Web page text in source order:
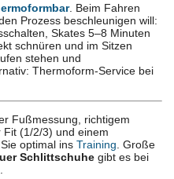
. Beim Fahren
Prozess beschleunigen will:
Skates 5–8 Minuten
schnüren und im Sitzen
stehen und
Thermoform-Service bei
Fußmessung, richtigem
(1/2/3) und einem
optimal ins Training . Große
Schlittschuhe gibt es bei